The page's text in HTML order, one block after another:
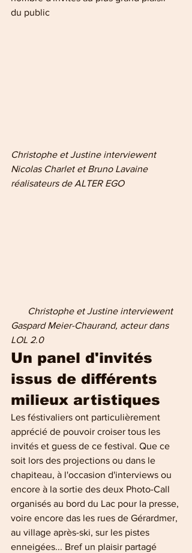
du public
Christophe et Justine interviewent
Nicolas Charlet et Bruno Lavaine
réalisateurs de ALTER EGO
Gaspard Meier-Chaurand, acteur dans
LOL 2.0
Un panel d'invités
issus de différents
milieux artistiques
Les féstivaliers ont particulièrement
apprécié de pouvoir croiser tous les
invités et guess de ce festival. Que ce
soit lors des projections ou dans le
chapiteau, à l'occasion d'interviews ou
encore à la sortie des deux Photo-Call
organisés au bord du Lac pour la presse,
voire encore das les rues de Gérardmer,
au village après-ski, sur les pistes
enneigées... Bref un plaisir partagé